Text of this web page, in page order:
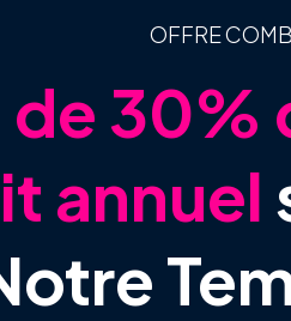
OFFRE
de 30%
annuel